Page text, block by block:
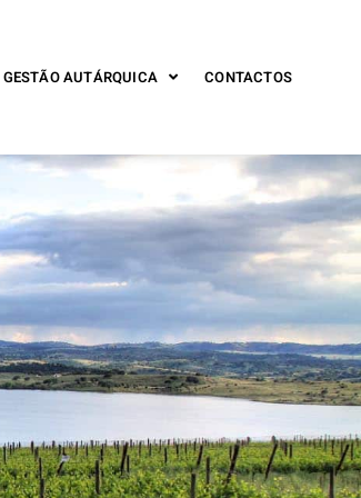
GESTÃO AUTÁRQUICA CONTACTOS